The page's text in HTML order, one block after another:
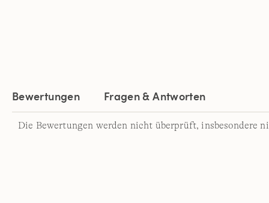
Bewertungen Fragen & Antworten
Die Bewertungen werden nicht überprüft, insbesondere